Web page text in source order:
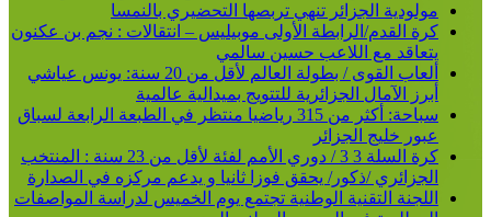
مولودية الجزائر تنهي تربصها التحضيري بالنمسا
كرة القدم/الرابطة الأولى موبيليس – انتقالات : نجم بن عكنون
يتعاقد مع اللاعب حسين سالمي
ألعاب القوى / بطولة العالم لأقل من 20 سنة: يونس عياشي
أبرز الآمال الجزائرية للتتويج بميدالية عالمية
سباحة: أكثر من 315 رياضيا منتظر في الطبعة الرابعة لسباق
عبور خليج الجزائر
كرة السلة 3 3 / دوري الأمم لفئة لأقل من 23 سنة : المنتخب
الجزائري /ذكور/ يحقق فوزا ثانيا و يدعم مركزه في الصدارة
اللجنة التقنية الوطنية تجتمع يوم الخميس لدراسة المواصفات